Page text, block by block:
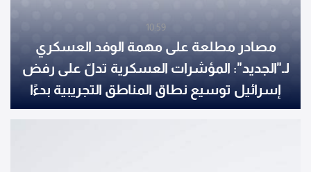
10:59
مصادر مطلعة على مهمة الوفد العسكري
لـ"الجديد": المؤشرات العسكرية تدلّ على رفض
إسرائيل توسيع نطاق المناطق التجريبية بدءًا
من رفضها الانسحاب